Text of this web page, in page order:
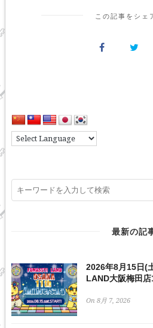
この記事をシェ
最新の記
2026年8月15日(
LAND大阪梅田
On 8月 7, 2026